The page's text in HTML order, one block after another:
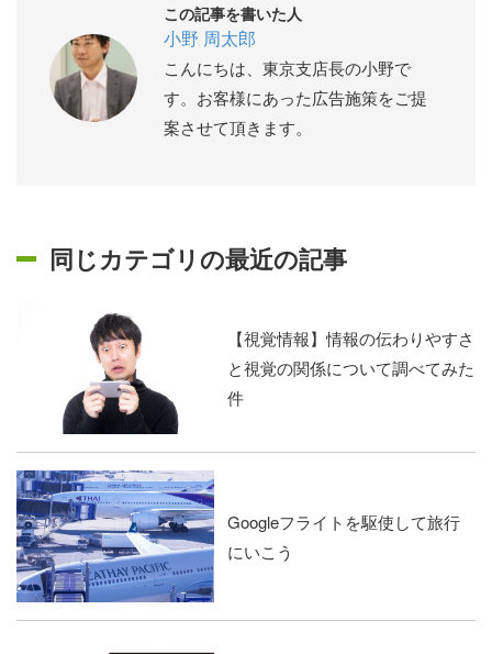
この記事を書いた人
小野 周太郎
こんにちは、東京支店長の小野で
す。お客様にあった広告施策をご提
案させて頂きます。
同じカテゴリの最近の記事
【視覚情報】情報の伝わりやすさ
と視覚の関係について調べてみた
件
Googleフライトを駆使して旅行
にいこう